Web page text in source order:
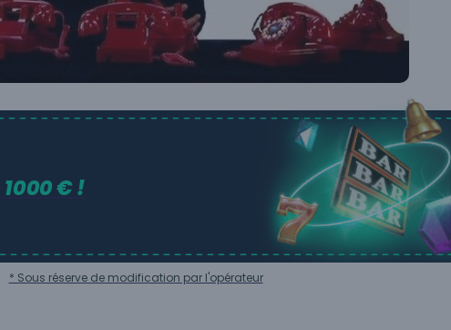
1000 € !
* Sous réserve de modification par l'opérateur